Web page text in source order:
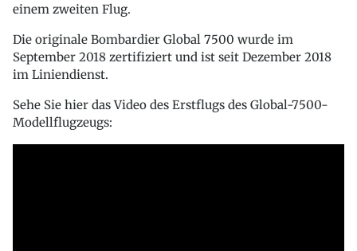
einem zweiten Flug.
Die originale Bombardier Global 7500 wurde im
September 2018 zertifiziert und ist seit Dezember 2018
im Liniendienst.
Sehe Sie hier das Video des Erstflugs des Global-7500-
Modellflugzeugs: